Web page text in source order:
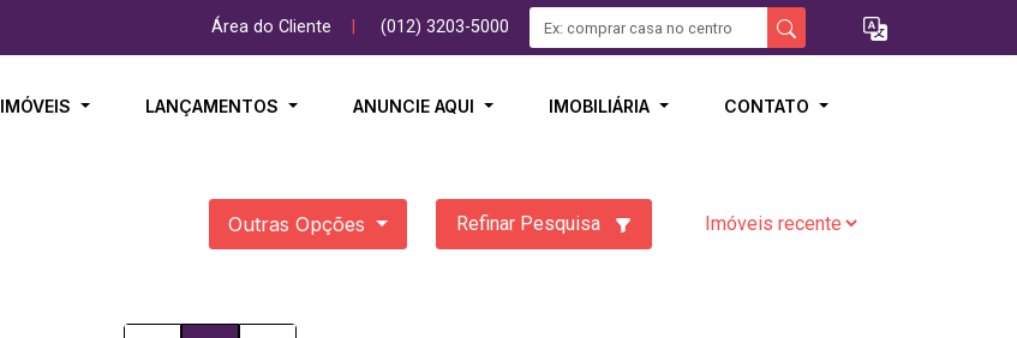
Área do Cliente (012) 3203-5000
IMÓVEIS LANÇAMENTOS ANUNCIE AQUI IMOBILIÁRIA CONTATO
Outras Opções Refinar Pesquisa